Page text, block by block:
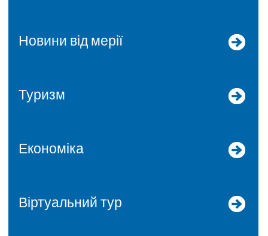
Новини від мерії
Туризм
Економіка
Віртуальний тур